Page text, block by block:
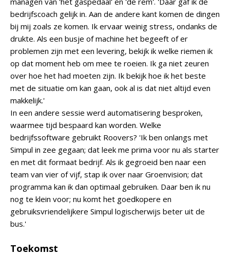
bedrijfscoach gelijk in. Aan de andere kant komen de dingen
bij mij zoals ze komen. Ik ervaar weinig stress, ondanks de
drukte. Als een busje of machine het begeeft of er
problemen zijn met een levering, bekijk ik welke riemen ik
op dat moment heb om mee te roeien. Ik ga niet zeuren
over hoe het had moeten zijn. Ik bekijk hoe ik het beste
met de situatie om kan gaan, ook al is dat niet altijd even
makkelijk.'
In een andere sessie werd automatisering besproken,
waarmee tijd bespaard kan worden. Welke
bedrijfssoftware gebruikt Roovers? 'Ik ben onlangs met
Simpul in zee gegaan; dat leek me prima voor nu als starter
en met dit formaat bedrijf. Als ik gegroeid ben naar een
team van vier of vijf, stap ik over naar Groenvision; dat
programma kan ik dan optimaal gebruiken. Daar ben ik nu
nog te klein voor; nu komt het goedkopere en
gebruiksvriendelijkere Simpul logischerwijs beter uit de
bus.'
Toekomst